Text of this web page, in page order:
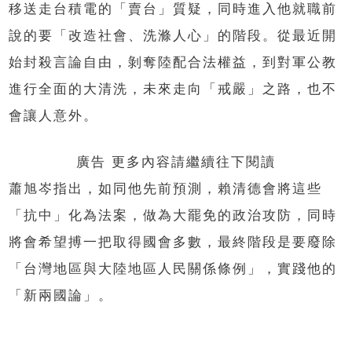
移送走台積電的「賣台」質疑，同時進入他就職前
說的要「改造社會、洗滌人心」的階段。從最近開
始封殺言論自由，剝奪陸配合法權益，到對軍公教
進行全面的大清洗，未來走向「戒嚴」之路，也不
會讓人意外。
廣告 更多內容請繼續往下閱讀
蕭旭岑指出，如同他先前預測，賴清德會將這些
「抗中」化為法案，做為大罷免的政治攻防，同時
將會希望搏一把取得國會多數，最終階段是要廢除
「台灣地區與大陸地區人民關係條例」，實踐他的
「新兩國論」。